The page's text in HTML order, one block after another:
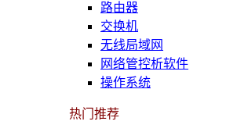
路由器
交换机
无线局域网
网络管控析软件
操作系统
热门推荐